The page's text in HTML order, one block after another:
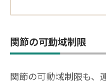
関節の可動域制限
関節の可動域制限も、